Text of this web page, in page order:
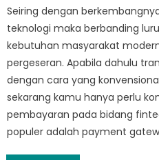
Seiring dengan
teknologi maka berbanding
kebutuhan masyarakat
pergeseran. Apabila dahulu
dengan cara yang
sekarang kamu hanya perlu
pembayaran pada bidang
populer adalah payment